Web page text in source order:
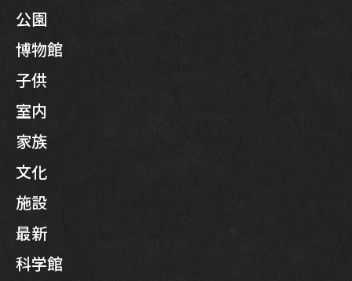
公園
博物館
子供
室内
家族
文化
施設
最新
科学館